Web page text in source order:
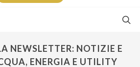
NEWSLETTER: NOTIZIE E
ENERGIA E UTILITY